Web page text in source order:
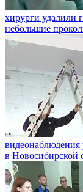
хирурги удалили
небольшие
видеонаблюдения
в Новосибирской